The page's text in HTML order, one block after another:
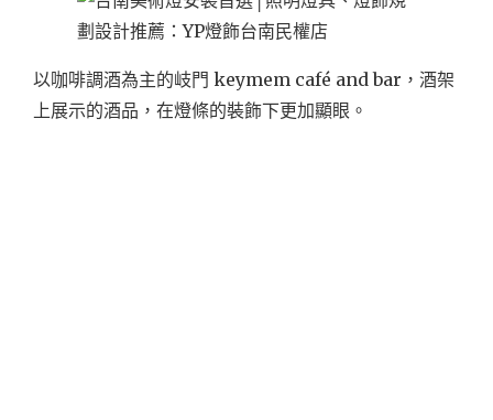
以咖啡調酒為主的岐門 keymem café and bar，酒架
上展示的酒品，在燈條的裝飾下更加顯眼。